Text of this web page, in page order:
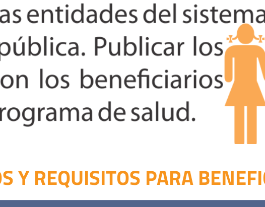
Y REQUISITOS PARA